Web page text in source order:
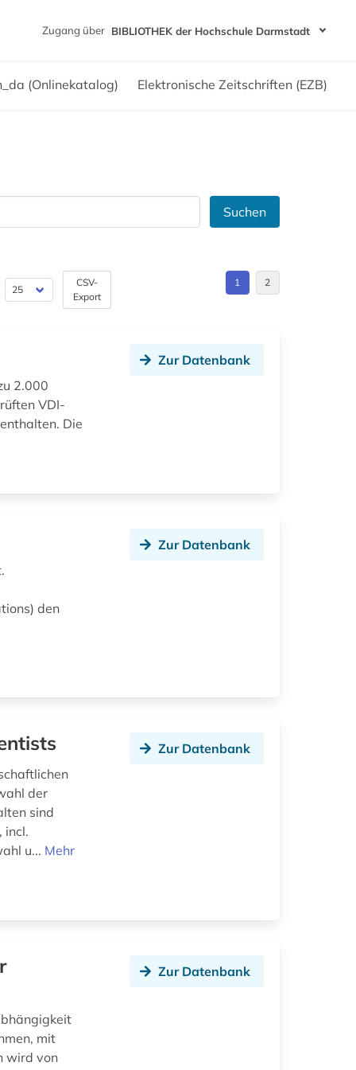
Zugang über BIBLIOTHEK der Hochschule Darmstadt
(Onlinekatalog) Elektronische Zeitschriften (EZB)
Suchen
CSV-
Export
1 2
2.000
VDI-
Die
Zur Datenbank
den
Zur Datenbank
der
sind
incl.
u... Mehr
Zur Datenbank
mit
wird von
Zur Datenbank